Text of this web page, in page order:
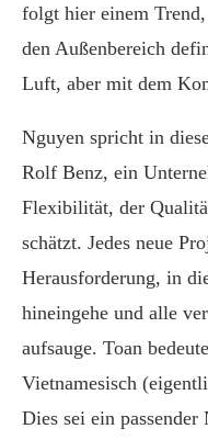
folgt hier einem
den Außenbereich
Luft, aber mit dem
Nguyen spricht in
Rolf Benz, ein
Flexibilität, der
schätzt. Jedes neue
Herausforderung, in
hineingehe und alle
aufsauge. Toan
Vietnamesisch
Dies sei ein passender